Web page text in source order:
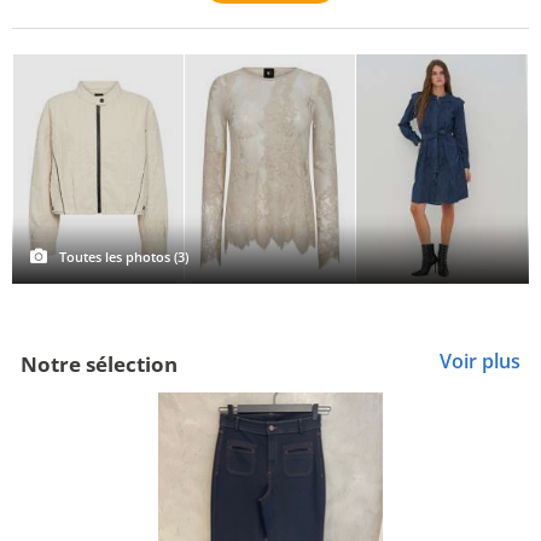
Toutes les photos (3)
Notre sélection Voir plus